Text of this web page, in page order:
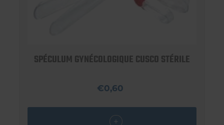
SPÉCULUM GYNÉCOLOGIQUE CUSCO STÉRILE
€0,60